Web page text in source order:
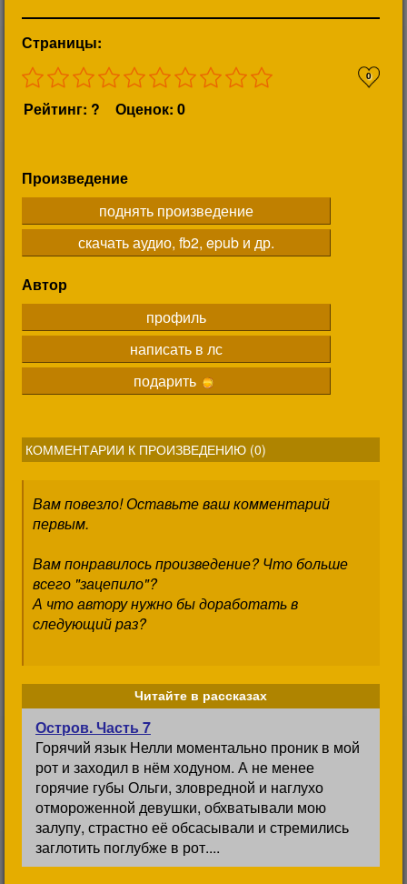
Страницы:
0
Рейтинг: ? Оценок: 0
Произведение
поднять произведение
скачать аудио, fb2, epub и др.
Автор
профиль
написать в лс
подарить
КОММЕНТАРИИ К ПРОИЗВЕДЕНИЮ (0)
Вам повезло! Оставьте ваш комментарий
первым.
Вам понравилось произведение? Что больше
всего "зацепило"?
А что автору нужно бы доработать в
следующий раз?
Читайте в рассказах
Остров. Часть 7
Горячий язык Нелли моментально проник в мой
рот и заходил в нём ходуном. А не менее
горячие губы Ольги, зловредной и наглухо
отмороженной девушки, обхватывали мою
залупу, страстно её обсасывали и стремились
заглотить поглубже в рот....